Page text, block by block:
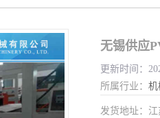
无锡供应
更新时间：
所属行业： 机
发货地址：